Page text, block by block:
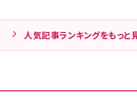
人気記事ランキングをもっと